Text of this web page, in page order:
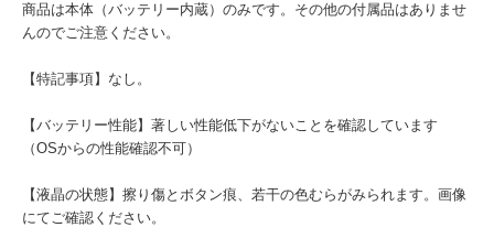
商品は本体（バッテリー内蔵）のみです。その他の付属品はありませ
んのでご注意ください。
【特記事項】なし。
【バッテリー性能】著しい性能低下がないことを確認しています
（OSからの性能確認不可）
【液晶の状態】擦り傷とボタン痕、若干の色むらがみられます。画像
にてご確認ください。